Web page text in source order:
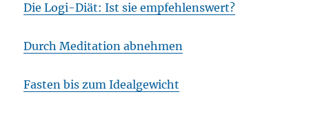
Die Logi-Diät: Ist sie empfehlenswert?
Durch Meditation abnehmen
Fasten bis zum Idealgewicht